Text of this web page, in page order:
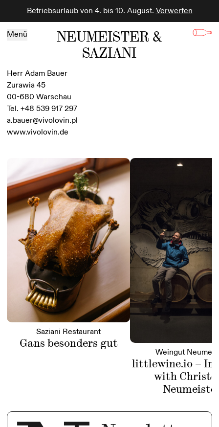
Betriebsurlaub von 4. bis 10. August. Verwerfen
Menü
NEUMEISTER &
SAZIANI
Herr Adam Bauer
Zurawia 45
00-680 Warschau
Tel. +48 539 917 297
a.bauer@vivolovin.pl
www.vivolovin.de
Saziani Restaurant
Gans besonders gut
Weingut
littlewine.io –
with